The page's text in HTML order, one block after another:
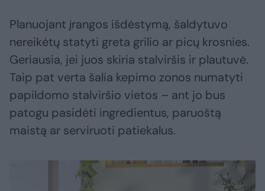
Planuojant įrangos išdėstymą, šaldytuvo
nereikėtų statyti greta grilio ar picų krosnies.
Geriausia, jei juos skiria stalviršis ir plautuvė.
Taip pat verta šalia kepimo zonos numatyti
papildomo stalviršio vietos – ant jo bus
patogu pasidėti ingredientus, paruoštą
maistą ar serviruoti patiekalus.